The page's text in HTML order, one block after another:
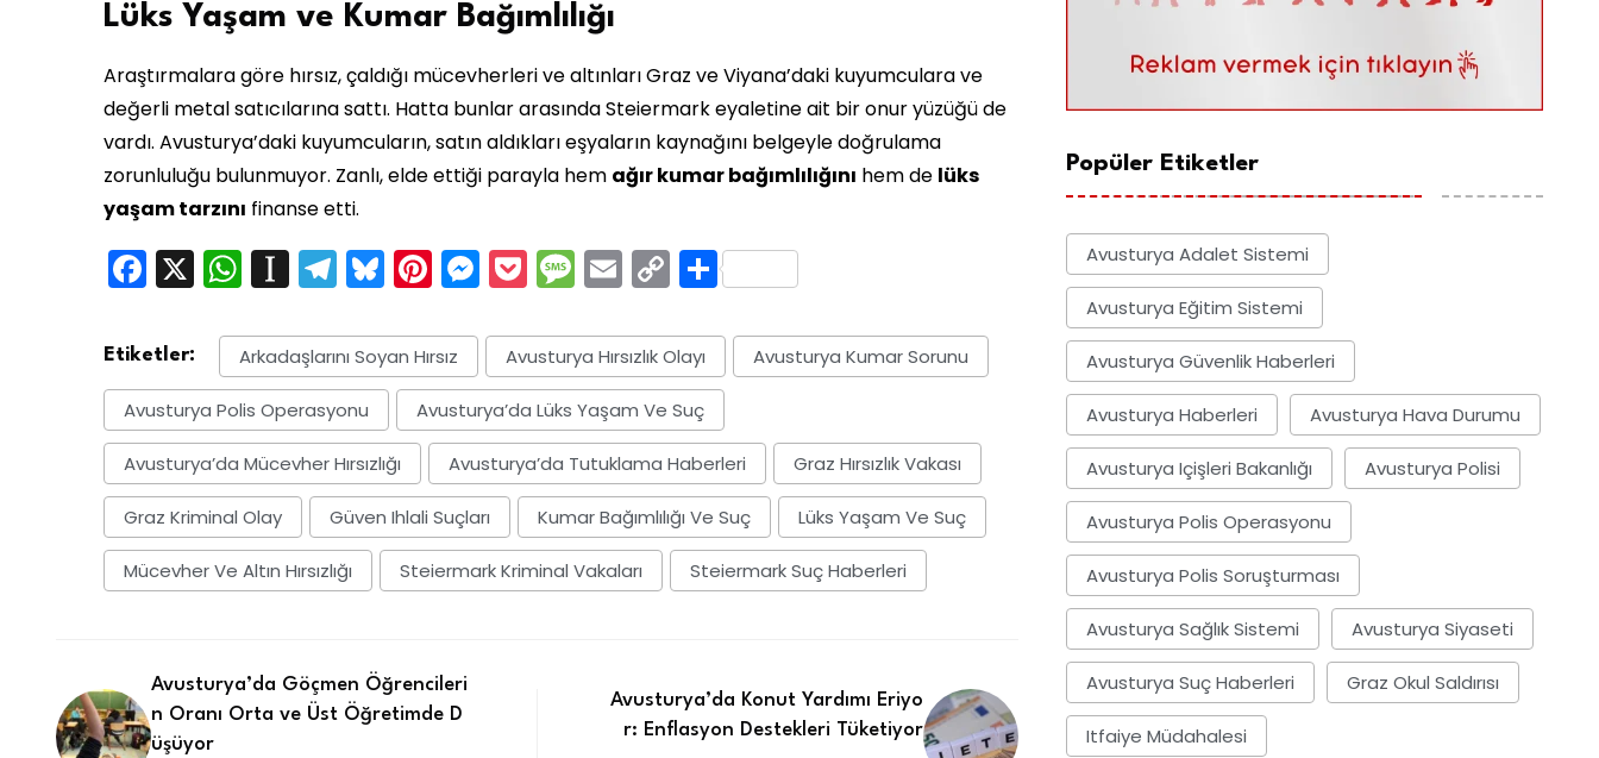
Lüks Yaşam ve Kumar Bağımlılığı
Araştırmalara göre hırsız, çaldığı mücevherleri ve altınları Graz ve Viyana’daki kuyumculara ve
değerli metal satıcılarına sattı. Hatta bunlar arasında Steiermark eyaletine ait bir onur yüzüğü de
vardı. Avusturya’daki kuyumcuların, satın aldıkları eşyaların kaynağını belgeyle doğrulama
zorunluluğu bulunmuyor. Zanlı, elde ettiği parayla hem ağır kumar bağımlılığını hem de lüks
yaşam tarzını finanse etti.
Facebook
X WhatsApp
Instapaper
Telegram
Bluesky
Pinterest
Messenger
Pocket
Message
EmailCopy
Share
Etiketler: Arkadaşlarını Soyan Hırsız Avusturya Hırsızlık Olayı Avusturya Kumar Sorunu
Avusturya Polis Operasyonu Avusturya’da Lüks Yaşam Ve Suç
Avusturya’da Mücevher Hırsızlığı Avusturya’da Tutuklama Haberleri Graz Hırsızlık Vakası
Graz Kriminal Olay Güven Ihlali Suçları Kumar Bağımlılığı Ve Suç Lüks Yaşam Ve Suç
Mücevher Ve Altın Hırsızlığı Steiermark Kriminal Vakaları Steiermark Suç Haberleri
Avusturya’da Göçmen Öğrencileri
n Oranı Orta ve Üst Öğretimde D
üşüyor
Avusturya’da Konut Yardımı Eriyo
r: Enflasyon Destekleri Tüketiyor
Popüler Etiketler
Avusturya Adalet Sistemi
Avusturya Eğitim Sistemi
Avusturya Güvenlik Haberleri
Avusturya Haberleri Avusturya Hava Durumu
Avusturya Içişleri Bakanlığı Avusturya Polisi
Avusturya Polis Operasyonu
Avusturya Polis Soruşturması
Avusturya Sağlık Sistemi Avusturya Siyaseti
Avusturya Suç Haberleri Graz Okul Saldırısı
Itfaiye Müdahalesi